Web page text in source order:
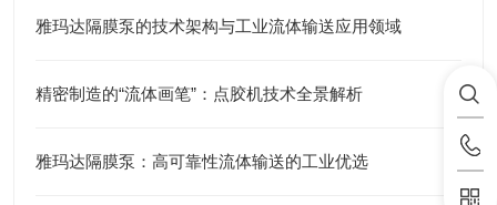
雅玛达隔膜泵的技术架构与工业流体输送应用领域
精密制造的“流体画笔”：点胶机技术全景解析
雅玛达隔膜泵：高可靠性流体输送的工业优选